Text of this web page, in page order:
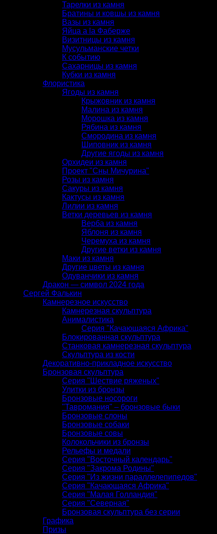
Тарелки из камня
Братины и ковшы из камня
Вазы из камня
Яйца a la Фаберже
Визитницы из камня
Мусульманские четки
К событию
Сахарницы из камня
Кубки из камня
Флористика
Ягоды из камня
Крыжовник из камня
Малина из камня
Морошка из камня
Рябина из камня
Смородина из камня
Шиповник из камня
Другие ягоды из камня
Орхидеи из камня
Проект "Сны Мичурина"
Розы из камня
Сакуры из камня
Кактусы из камня
Лилии из камня
Ветки деревьев из камня
Верба из камня
Яблоня из камня
Черемуха из камня
Другие ветки из камня
Маки из камня
Другие цветы из камня
Одуванчики из камня
Дракон — символ 2024 года
Сергей Фалькин
Камнерезное искусство
Камнерезная скульптура
Анималистика
Серия "Качающаяся Африка"
Блокированная скульптура
Станковая камнерезная скульптура
Скульптура из кости
Декоративно-прикладное искусство
Бронзовая скульптура
Серия "Шествие ряженых"
Улитки из бронзы
Бронзовые носороги
"Тавромания" – бронзовые быки
Бронзовые слоны
Бронзовые собаки
Бронзовые совы
Колокольчики из бронзы
Рельефы и медали
Серия "Восточный календарь"
Серия "Закрома Родины"
Серия "Из жизни параллелепипедов"
Серия "Качающаяся Африка"
Серия "Малая Голландия"
Серия "Северная"
Бронзовая скульптура без серии
Графика
Призы